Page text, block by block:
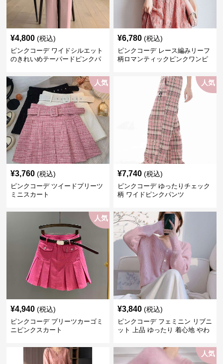
¥4,800 (税込)
ピンクコーデ ワイドシルエット
のきれいめテーパードピンクパ
¥6,780 (税込)
ピンクコーデ レース編みリーフ
柄ロマンティックピンクワンピ
人気
¥3,760 (税込)
ピンクコーデ ツイードプリーツ
ミニスカート
人気
¥7,740 (税込)
ピンクコーデ ゆったりチェック
柄 ワイドピンクパンツ
人気
¥4,940 (税込)
ピンクコーデ プリーツカーゴミ
ニピンクスカート
¥3,840 (税込)
ピンクコーデ フェミニン リブニ
ット 上品 ゆったり 着心地 やわ
ンクカーディガン ピンクコーデ
人気